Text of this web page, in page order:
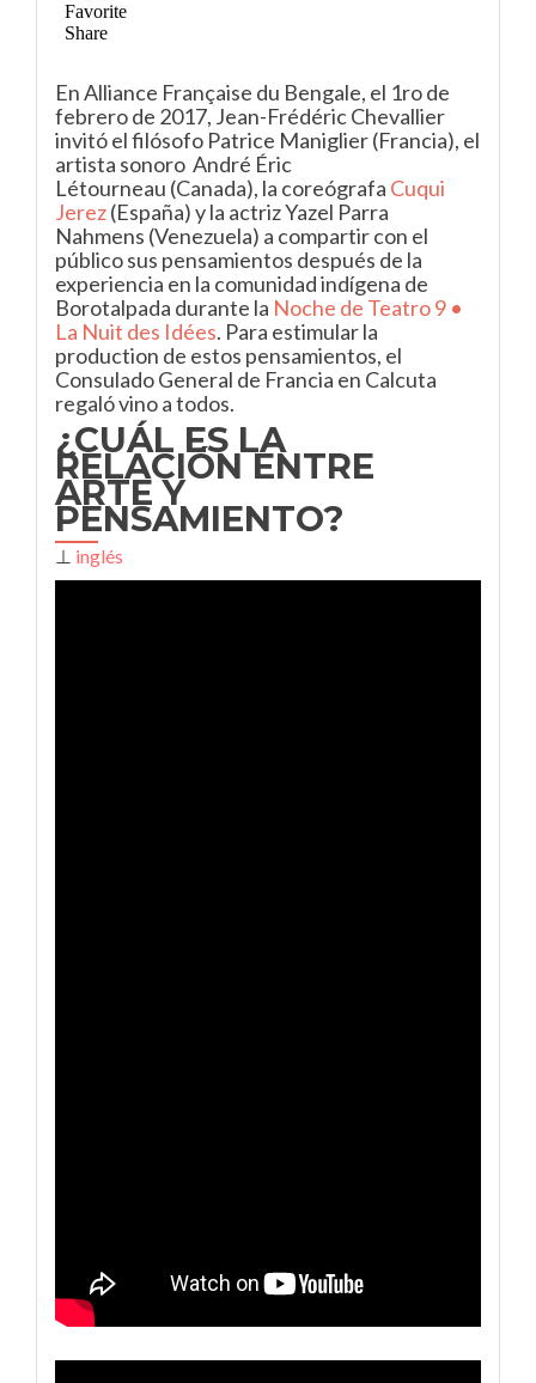
En Alliance Française du Bengale, el 1ro de
febrero de 2017, Jean-Frédéric Chevallier
invitó el filósofo Patrice Maniglier (Francia), el
artista sonoro André Éric
Létourneau (Canada), la coreógrafa Cuqui
Jerez(España) y la actriz Yazel Parra
Nahmens (Venezuela) a compartir con el
público sus pensamientos después de la
experiencia en la comunidad indígena de
Borotalpada durante la Noche de Teatro 9 •
La Nuit des Idées. Para estimular la
production de estos pensamientos, el
Consulado General de Francia en Calcuta
regaló vino a todos.
¿CUÁL ES LA
RELACIÓN ENTRE
ARTE Y
PENSAMIENTO?
⊥ inglés